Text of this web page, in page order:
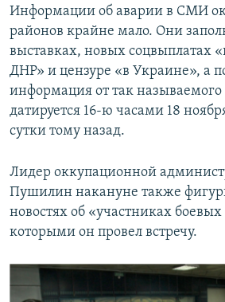
Информации об аварии в СМИ
районов крайне мало. Они
выставках, новых соцвыплатах
ДНР» и цензуре «в Украине», а
информация от так
датируется 16-ю часами 18
сутки тому назад.
Лидер оккупационной
Пушилин накануне также
новостях об «участниках
которыми он провел встречу.